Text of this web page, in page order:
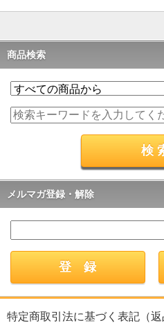
商品検索
メルマガ登録・解除
特定商取引法に基づく表記（返